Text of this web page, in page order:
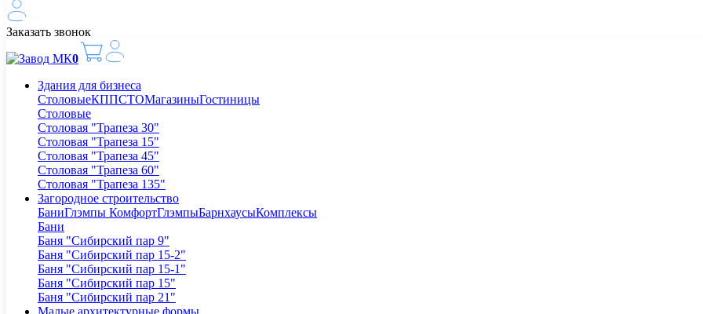
Заказать звонок
0
Здания для бизнеса
СтоловыеКППСТОМагазиныГостиницы
Столовые
Столовая "Трапеза 30"
Столовая "Трапеза 15"
Столовая "Трапеза 45"
Столовая "Трапеза 60"
Столовая "Трапеза 135"
Загородное строительство
БаниГлэмпы КомфортГлэмпыБарнхаусыКомплексы
Бани
Баня "Сибирский пар 9"
Баня "Сибирский пар 15-2"
Баня "Сибирский пар 15-1"
Баня "Сибирский пар 15"
Баня "Сибирский пар 21"
Малые архитектурные формы